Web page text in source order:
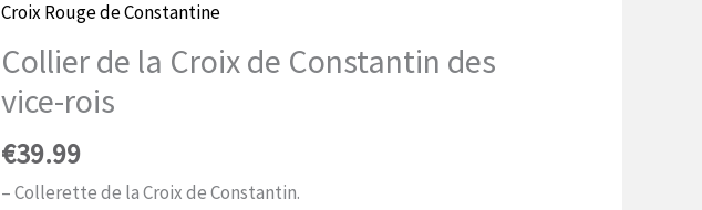
Croix Rouge de Constantine
Collier de la Croix de Constantin des
vice-rois
€39.99
– Collerette de la Croix de Constantin.